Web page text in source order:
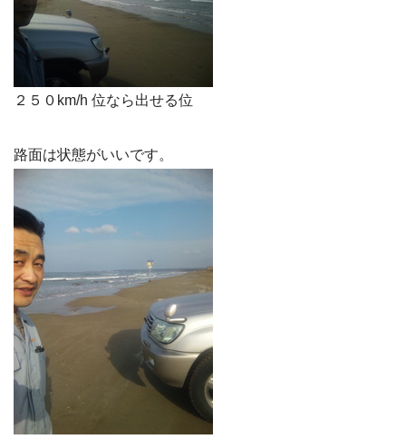
２５０km/h 位なら出せる位
路面は状態がいいです。